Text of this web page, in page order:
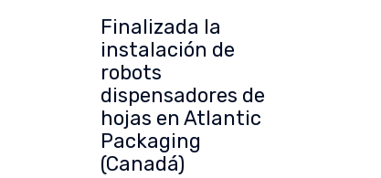
Finalizada la
instalación de
robots
dispensadores de
hojas en Atlantic
Packaging
(Canadá)